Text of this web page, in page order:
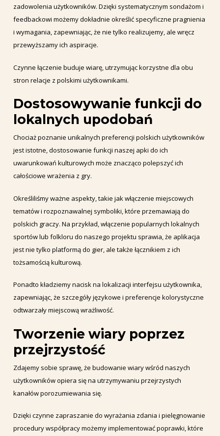
zadowolenia użytkowników. Dzięki systematycznym sondażom i
feedbackowi możemy dokładnie określić specyficzne pragnienia
i wymagania, zapewniając, że nie tylko realizujemy, ale wręcz
przewyższamy ich aspiracje.
Czynne łączenie buduje wiarę, utrzymując korzystne dla obu
stron relacje z polskimi użytkownikami.
Dostosowywanie funkcji do
lokalnych upodobań
Chociaż poznanie unikalnych preferencji polskich użytkowników
jest istotne, dostosowanie funkcji naszej apki do ich
uwarunkowań kulturowych może znacząco polepszyć ich
całościowe wrażenia z gry.
Określiliśmy ważne aspekty, takie jak włączenie miejscowych
tematów i rozpoznawalnej symboliki, które przemawiają do
polskich graczy. Na przykład, włączenie popularnych lokalnych
sportów lub folkloru do naszego projektu sprawia, że aplikacja
jest nie tylko platformą do gier, ale także łącznikiem z ich
tożsamością kulturową.
Ponadto kładziemy nacisk na lokalizacji interfejsu użytkownika,
zapewniając, że szczegóły językowe i preferencje kolorystyczne
odtwarzały miejscową wrażliwość.
Tworzenie wiary poprzez
przejrzystość
Zdajemy sobie sprawę, że budowanie wiary wśród naszych
użytkowników opiera się na utrzymywaniu przejrzystych
kanałów porozumiewania się.
Dzięki czynne zapraszanie do wyrażania zdania i pielęgnowanie
procedury współpracy możemy implementować poprawki, które